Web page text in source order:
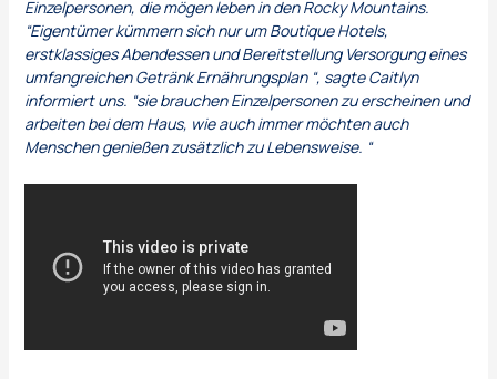
Einzelpersonen, die mögen leben in den Rocky Mountains.
“Eigentümer kümmern sich nur um Boutique Hotels,
erstklassiges Abendessen und Bereitstellung Versorgung eines
umfangreichen Getränk Ernährungsplan “, sagte Caitlyn
informiert uns. “sie brauchen Einzelpersonen zu erscheinen und
arbeiten bei dem Haus, wie auch immer möchten auch
Menschen genießen zusätzlich zu Lebensweise. “